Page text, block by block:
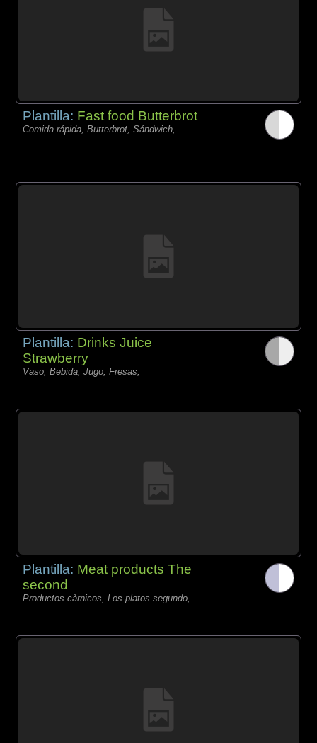
Plantilla: Fast food Butterbrot
Comida rápida, Butterbrot, Sándwich,
Plantilla: Drinks Juice
Strawberry
Vaso, Bebida, Jugo, Fresas,
Plantilla: Meat products The
second
Productos càrnicos, Los platos segundo,